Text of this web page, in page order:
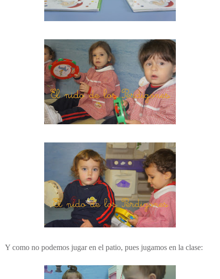
Y como no podemos jugar en el patio, pues jugamos en la clase: